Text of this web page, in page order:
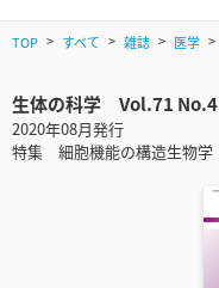
TOP すべて 雑誌 医学
生体の科学 Vol.71 No.4
2020年08月発行
特集 細胞機能の構造生物学